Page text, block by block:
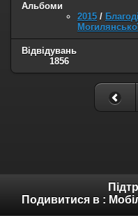
Альбоми
2015 /
Відвідувань
1856
Подивитися в :